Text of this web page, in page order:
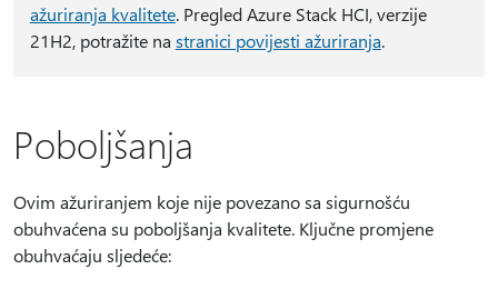
ažuriranja kvalitete. Pregled Azure Stack HCI, verzije
21H2, potražite na stranici povijesti ažuriranja.
Poboljšanja
Ovim ažuriranjem koje nije povezano sa sigurnošću
obuhvaćena su poboljšanja kvalitete. Ključne promjene
obuhvaćaju sljedeće: